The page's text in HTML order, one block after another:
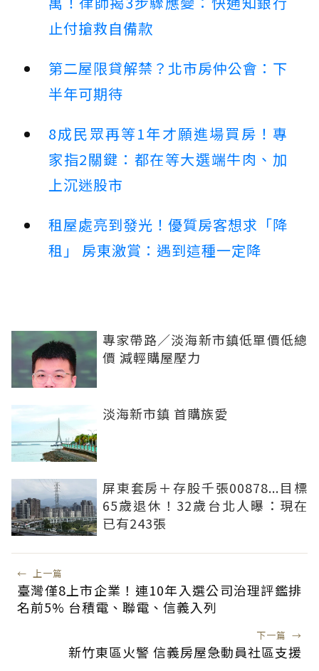
止付搶救自備款
第二屋限貸解禁？北市房仲公會：下
半年可期待
8成民眾再等1年才願進場買房！專
家指2關鍵：都在等大選端牛肉、加
上沉迷股市
租屋處亮到發光！優質房客想求「降
租」 房東激賞：遇到這種一定降
專家帶路／淡海新市鎮低單價低總
價 減輕購屋壓力
淡海新市鎮 首購族愛
屏東套房＋存股千張00878...目標
65歲退休！32歲台北人曝：現在
已有243張
← 上一篇
臺灣僅8上市企業！連10年入選公司治理評鑑排
名前5% 台積電、聯電、信義入列
下一篇 →
新竹東區火警 信義房屋急動員社區支援